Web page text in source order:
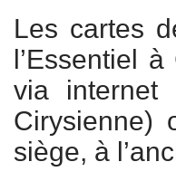
Les cartes
l’Essentiel
via internet
Cirysienne)
siège, à